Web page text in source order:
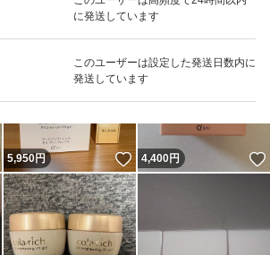
に発送しています
このユーザーは設定した発送日数内に
発送しています
いいね！
4,500
いいね！
5,950円 いいね！
4,400円